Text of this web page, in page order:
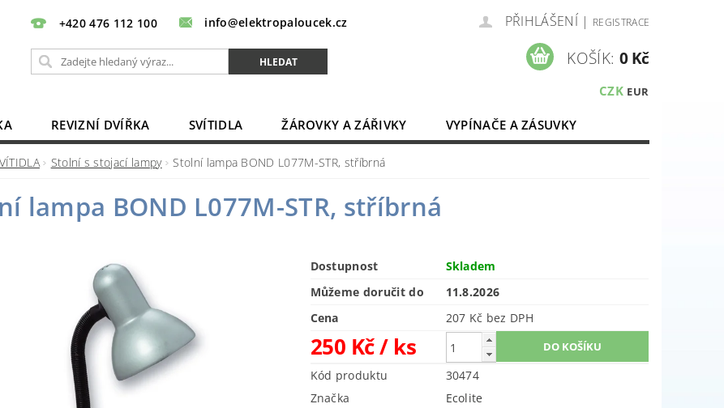
+420 476 112 100 info@elektropaloucek.cz PŘIHLÁŠENÍ | REGISTRACE
CZK EUR
KOŠÍK: 0 Kč
REVIZNÍ DVÍŘKA SVÍTIDLA ŽÁROVKY A ZÁŘIVKY
VYPÍNAČE A ZÁSUVKY
Stolní s stojací lampy Stolní lampa BOND L077M-STR, stříbrná
lampa BOND L077M-STR, stříbrná
Dostupnost
Skladem
Můžeme doručit do
11.8.2026
Cena
207 Kč bez DPH
250 Kč/ ks
Kód produktu
30474
Značka
Ecolite